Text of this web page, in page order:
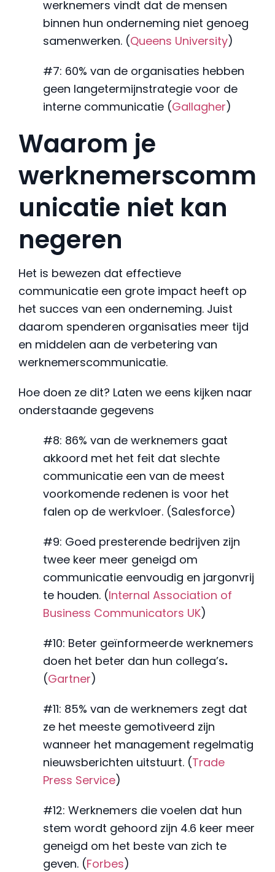
werknemers vindt dat de mensen
binnen hun onderneming niet genoeg
samenwerken. (Queens University)
#7: 60% van de organisaties hebben
geen langetermijnstrategie voor de
interne communicatie (Gallagher)
Waarom je
werknemerscomm
unicatie niet kan
negeren
Het is bewezen dat effectieve
communicatie een grote impact heeft op
het succes van een onderneming. Juist
daarom spenderen organisaties meer tijd
en middelen aan de verbetering van
werknemerscommunicatie.
Hoe doen ze dit? Laten we eens kijken naar
onderstaande gegevens
#8: 86% van de werknemers gaat
akkoord met het feit dat slechte
communicatie een van de meest
voorkomende redenen is voor het
falen op de werkvloer. (Salesforce)
#9: Goed presterende bedrijven zijn
twee keer meer geneigd om
communicatie eenvoudig en jargonvrij
te houden. (Internal Association of
Business Communicators UK)
#10: Beter geïnformeerde werknemers
doen het beter dan hun collega’s.
(Gartner)
#11: 85% van de werknemers zegt dat
ze het meeste gemotiveerd zijn
wanneer het management regelmatig
nieuwsberichten uitstuurt. (Trade
Press Service)
#12: Werknemers die voelen dat hun
stem wordt gehoord zijn 4.6 keer meer
geneigd om het beste van zich te
geven. (Forbes)